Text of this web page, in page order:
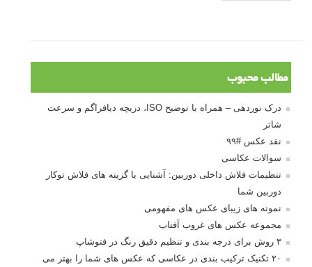
مطالب محبوب
درک نوردهی – همراه با توضیح ISO، دریچه دیافراگم و سرعت
شاتر
نقد عکس #۹۹
سوالات عکاسی
تنظیمات فلاش داخلی دوربین: آشنایی با گزینه های فلاش توکار
دوربین شما
نمونه های زیبای عکس های مفهومی
مجموعه عکس های غروب آفتاب
۳ روش برای درجه بندی و تنظیم دقیق رنگ در فتوشاپ
۲۰ تکنیک ترکیب بندی در عکاسی که عکس های شما را بهتر می